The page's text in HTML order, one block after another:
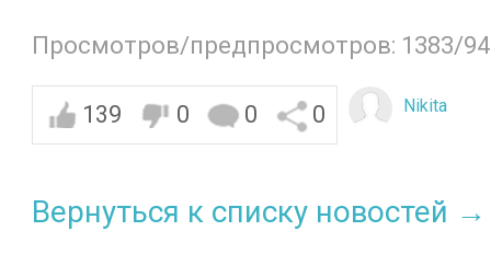
Просмотров/предпросмотров: 1383/
139 0 0 0 Nikita
Вернуться к списку новостей →